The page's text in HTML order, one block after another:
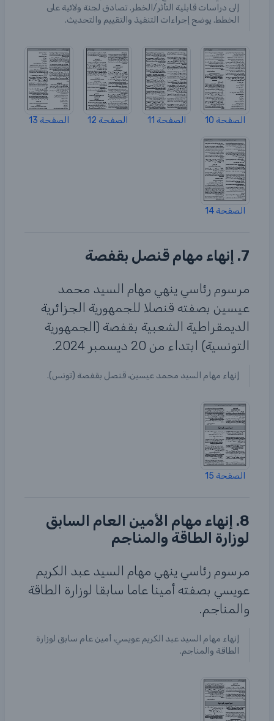
إلى دراسات قابلية التأثر/الخطر. تصادق لجنة ولائية على
الخطط. يوضح إجراءات التنفيذ والتقييم والتحديث.
الصفحة 10 الصفحة 11 الصفحة 12 الصفحة 13
الصفحة 14
7. إنهاء مهام قنصل بقفصة
مرسوم رئاسي ينهي مهام السيد محمد
عيسين بصفته قنصلا للجمهورية الجزائرية
الديمقراطية الشعبية بقفصة (الجمهورية
التونسية) ابتداء من 20 ديسمبر 2024.
إنهاء مهام السيد محمد عيسين، قنصل بقفصة (تونس).
الصفحة 15
8. إنهاء مهام الأمين العام السابق
لوزارة الطاقة والمناجم
مرسوم رئاسي ينهي مهام السيد عبد الكريم
عويسي بصفته أمينا عاما سابقا لوزارة الطاقة
والمناجم.
إنهاء مهام السيد عبد الكريم عويسي، أمين عام سابق لوزارة
الطاقة والمناجم.